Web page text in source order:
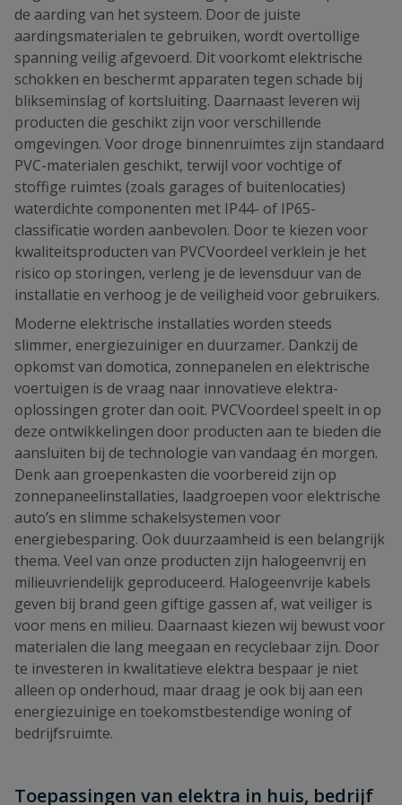
de aarding van het systeem. Door de juiste
aardingsmaterialen te gebruiken, wordt overtollige
spanning veilig afgevoerd. Dit voorkomt elektrische
schokken en beschermt apparaten tegen schade bij
blikseminslag of kortsluiting. Daarnaast leveren wij
producten die geschikt zijn voor verschillende
omgevingen. Voor droge binnenruimtes zijn standaard
PVC-materialen geschikt, terwijl voor vochtige of
stoffige ruimtes (zoals garages of buitenlocaties)
waterdichte componenten met IP44- of IP65-
classificatie worden aanbevolen. Door te kiezen voor
kwaliteitsproducten van PVCVoordeel verklein je het
risico op storingen, verleng je de levensduur van de
installatie en verhoog je de veiligheid voor gebruikers.
Moderne elektrische installaties worden steeds
slimmer, energiezuiniger en duurzamer. Dankzij de
opkomst van domotica, zonnepanelen en elektrische
voertuigen is de vraag naar innovatieve elektra-
oplossingen groter dan ooit. PVCVoordeel speelt in op
deze ontwikkelingen door producten aan te bieden die
aansluiten bij de technologie van vandaag én morgen.
Denk aan groepenkasten die voorbereid zijn op
zonnepaneelinstallaties, laadgroepen voor elektrische
auto’s en slimme schakelsystemen voor
energiebesparing. Ook duurzaamheid is een belangrijk
thema. Veel van onze producten zijn halogeenvrij en
milieuvriendelijk geproduceerd. Halogeenvrije kabels
geven bij brand geen giftige gassen af, wat veiliger is
voor mens en milieu. Daarnaast kiezen wij bewust voor
materialen die lang meegaan en recyclebaar zijn. Door
te investeren in kwalitatieve elektra bespaar je niet
alleen op onderhoud, maar draag je ook bij aan een
energiezuinige en toekomstbestendige woning of
bedrijfsruimte.
Toepassingen van elektra in huis, bedrijf